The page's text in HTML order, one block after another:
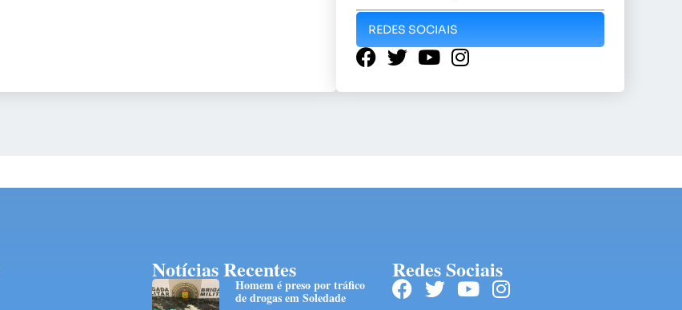
REDES SOCIAIS
Notícias Recentes
Homem é preso por tráfico
de drogas em Soledade
Redes Sociais